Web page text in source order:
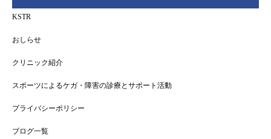
KSTR
おしらせ
クリニック紹介
スポーツによるケガ・障害の診療とサポート活動
プライバシーポリシー
ブログ一覧